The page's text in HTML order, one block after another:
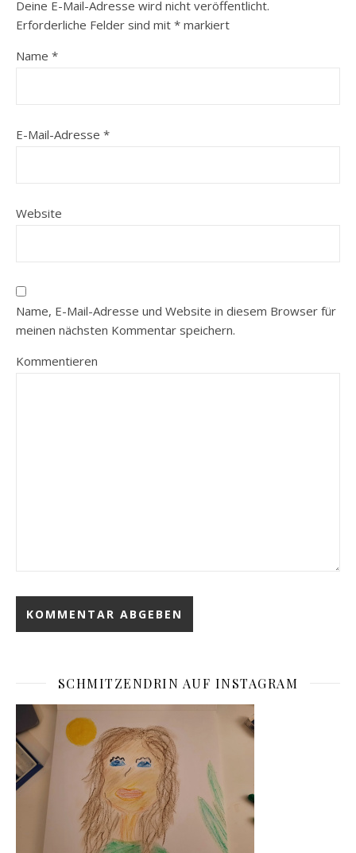
Deine E-Mail-Adresse wird nicht veröffentlicht.
Erforderliche Felder sind mit * markiert
Name *
E-Mail-Adresse *
Website
Name, E-Mail-Adresse und Website in diesem Browser für
meinen nächsten Kommentar speichern.
Kommentieren
SCHMITZENDRIN AUF INSTAGRAM